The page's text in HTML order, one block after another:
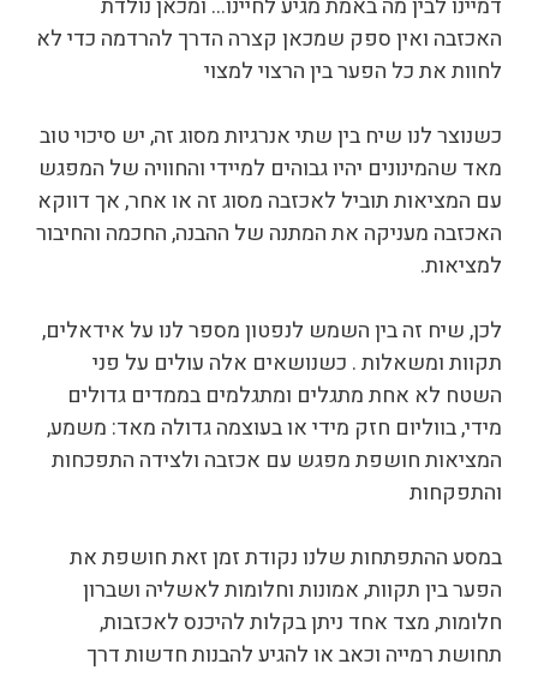
האכזבה ואין ספק שמכאן קצרה הדרך להרדמה כדי לא
לחוות את כל הפער בין הרצוי למצוי
כשנוצר לנו שיח בין שתי אנרגיות מסוג זה, יש סיכוי טוב
מאד שהמינונים יהיו גבוהים למיידי והחוויה של המפגש
עם המציאות תוביל לאכזבה מסוג זה או אחר, אך דווקא
האכזבה מעניקה את המתנה של ההבנה, החכמה והחיבור
למציאות.
לכן, שיח זה בין השמש לנפטון מספר לנו על אידאלים,
תקוות ומשאלות . כשנושאים אלה עולים על פני
השטח לא אחת מתגלים ומתגלמים בממדים גדולים
מידי, בווליום חזק מידי או בעוצמה גדולה מאד: משמע,
המציאות חושפת מפגש עם אכזבה ולצידה התפכחות
והתפקחות
במסע ההתפתחות שלנו נקודת זמן זאת חושפת את
הפער בין תקוות, אמונות וחלומות לאשליה ושברון
חלומות, מצד אחד ניתן בקלות להיכנס לאכזבות,
תחושת רמייה וכאב או להגיע להבנות חדשות דרך